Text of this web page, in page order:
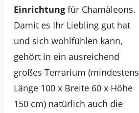
Einrichtung für Chamäleons.
Damit es Ihr Liebling gut hat
und sich wohlfühlen kann,
gehört in ein ausreichend
großes Terrarium (mindestens
Länge 100 x Breite 60 x Höhe
150 cm) natürlich auch die